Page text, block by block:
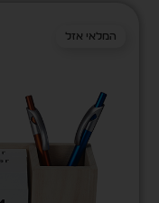
המלאי אזל